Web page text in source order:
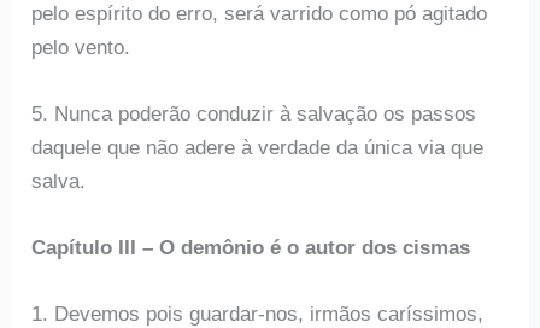
pelo espírito do erro, será varrido como pó agitado
pelo vento.
5. Nunca poderão conduzir à salvação os passos
daquele que não adere à verdade da única via que
salva.
Capítulo III – O demônio é o autor dos cismas
1. Devemos pois guardar-nos, irmãos caríssimos,